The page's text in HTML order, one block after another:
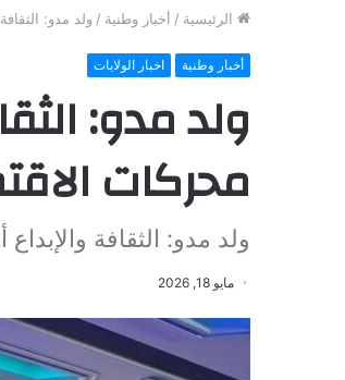
الرئيسية / أخبار وطنية / ولد مدو:
أخبار وطنية اخبار الولايات
ولد مدو:
محركات
ولد مدو: الثقافة
مايو 18, 2026